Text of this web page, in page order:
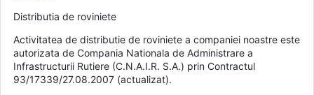
Distributia de roviniete
Activitatea de distributie de roviniete a companiei noastre este
autorizata de Compania Nationala de Administrare a
Infrastructurii Rutiere (C.N.A.I.R. S.A.) prin Contractul
93/17339/27.08.2007 (actualizat).